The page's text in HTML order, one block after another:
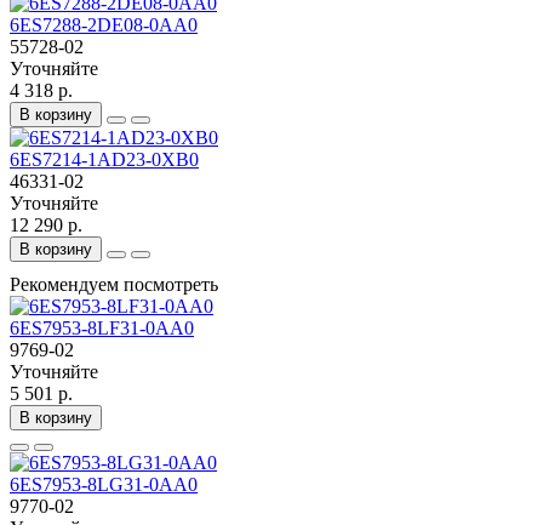
6ES7288-2DE08-0AA0
55728-02
Уточняйте
4 318 р.
В корзину
6ES7214-1AD23-0XB0
46331-02
Уточняйте
12 290 р.
В корзину
Рекомендуем посмотреть
6ES7953-8LF31-0AA0
9769-02
Уточняйте
5 501 р.
В корзину
6ES7953-8LG31-0AA0
9770-02